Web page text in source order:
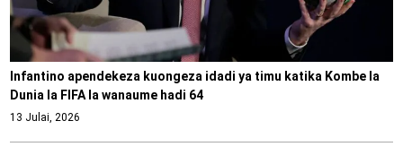
Infantino apendekeza kuongeza idadi ya timu katika Kombe la
Dunia la FIFA la wanaume hadi 64
13 Julai, 2026